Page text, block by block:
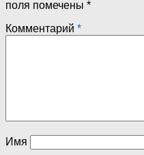
поля помечены *
Комментарий *
Имя